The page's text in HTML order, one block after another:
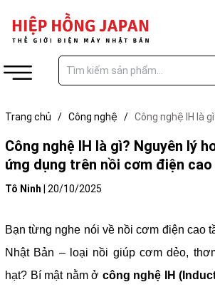
Trang chủ / Công nghệ / Công nghệ IH là
Công nghệ IH là gì? Nguyên lý
ứng dụng trên nồi cơm điện
Tô Ninh 20/10/2025
Bạn từng nghe nói về nồi cơm điện cao
Nhật Bản – loại nồi giúp cơm dẻo,
hạt? Bí mật nằm ở công nghệ IH